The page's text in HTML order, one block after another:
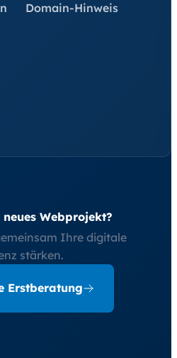
Domain-Hinweis
Webprojekt?
Ihre digitale
stärken.
Erstberatung